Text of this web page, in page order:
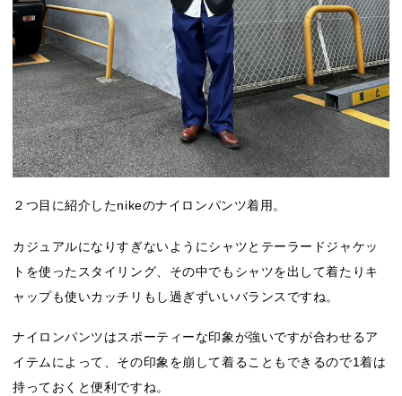
２つ目に紹介したnikeのナイロンパンツ着用。
カジュアルになりすぎないようにシャツとテーラードジャケッ
トを使ったスタイリング、その中でもシャツを出して着たりキ
ャップも使いカッチリもし過ぎずいいバランスですね。
ナイロンパンツはスポーティーな印象が強いですが合わせるア
イテムによって、その印象を崩して着ることもできるので1着は
持っておくと便利ですね。